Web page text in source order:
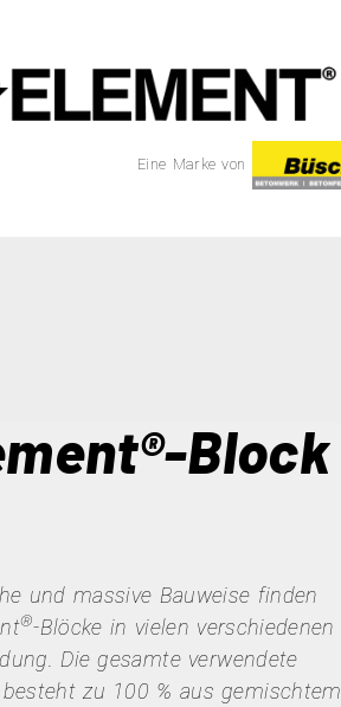
Eine Marke von
Block
und massive Bauweise finden
®-Blöcke in vielen verschiedenen
Die gesamte verwendete
zu 100 % aus gemischtem